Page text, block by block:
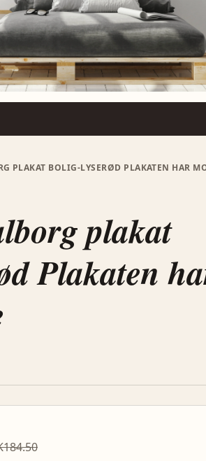
PLAKAT BOLIG-LYSERØD PLAKATEN HAR
plakat
Plakaten